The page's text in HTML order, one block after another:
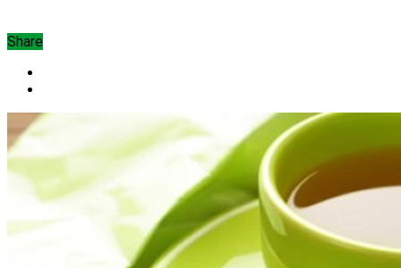
Share